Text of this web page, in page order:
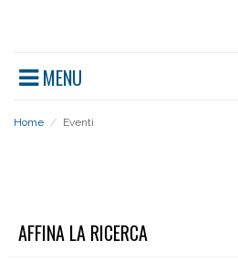
MENU
Home / Eventi
AFFINA LA RICERCA